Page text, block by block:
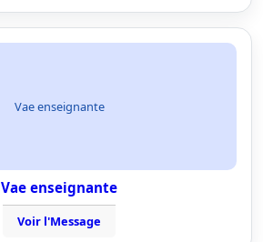
Vae enseignante
Vae enseignante
Voir l'Message